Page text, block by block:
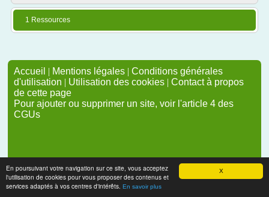
X
En poursuivant votre navigation sur ce site, vous acceptez
l'utilisation de cookies pour vous proposer des contenus et
services adaptés à vos centres d'intérêts. En savoir plus
1 Ressources
Accueil | Mentions légales | Conditions générales
d'utilisation | Utilisation des cookies | Contact à propos
de cette page
Pour ajouter ou supprimer un site, voir l'article 4 des
CGUs